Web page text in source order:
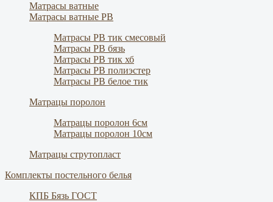
Матрасы ватные
Матрасы ватные РВ
Матрасы РВ тик смесовый
Матрасы РВ бязь
Матрасы РВ тик хб
Матрасы РВ полиэстер
Матрасы РВ белое тик
Матрацы поролон
Матрацы поролон 6см
Матрацы поролон 10см
Матрацы струтопласт
Комплекты постельного белья
КПБ Бязь ГОСТ